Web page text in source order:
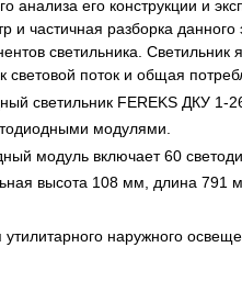
экспертиза
на экспертное заключение
экспертиза
экспертиза
анализа его конструкции и
и частичная разборка
светильника.
световой поток и общая
светильник FEREKS ДКУ 1-
модулями.
модуль включает 60
высота 108 мм, длина
наружного